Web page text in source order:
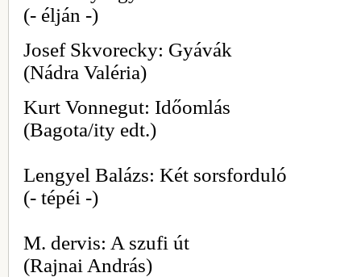
(- élján -)
Josef Skvorecky: Gyávák
(Nádra Valéria)
Kurt Vonnegut: Időomlás
(Bagota/ity edt.)
Lengyel Balázs: Két sorsforduló
(- tépéi -)
M. dervis: A szufi út
(Rajnai András)